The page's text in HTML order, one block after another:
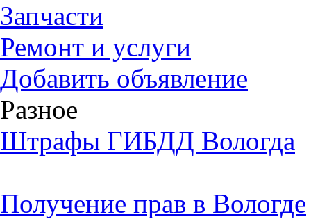
Запчасти
Ремонт и услуги
Добавить объявление
Разное
Штрафы ГИБДД Вологда
Получение прав в Вологде